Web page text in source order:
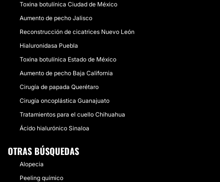
Toxina botulínica Ciudad de México
Aumento de pecho Jalisco
Reconstrucción de cicatrices Nuevo León
Hialuronidasa Puebla
Toxina botulínica Estado de México
Aumento de pecho Baja California
Cirugía de papada Querétaro
Cirugía oncoplástica Guanajuato
Tratamientos para el cuello Chihuahua
Ácido hialurónico Sinaloa
OTRAS BÚSQUEDAS
Alopecia
Peeling químico